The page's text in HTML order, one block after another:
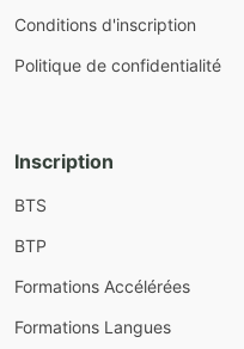
Conditions d'inscription
Politique de confidentialité
Inscription
BTS
BTP
Formations Accélérées
Formations Langues